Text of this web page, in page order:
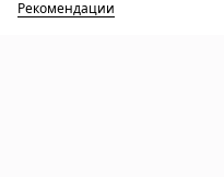
Рекомендации